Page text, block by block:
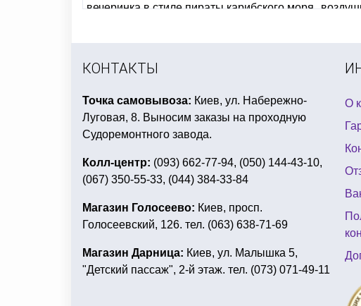
вечеринка в стиле пираты карибского моря
КОНТАКТЫ
Точка самовывоза: Киев, ул. Набережно-
Луговая, 8. Выносим заказы на проходную
Судоремонтного завода.
Колл-центр: (093) 662-77-94, (050) 144-43-10,
(067) 350-55-33, (044) 384-33-84
Магазин Голосеево: Киев, просп.
Голосеевский, 126. тел. (063) 638-71-69
Магазин Дарница: Киев, ул. Малышка 5,
"Детский пассаж", 2-й этаж. тел. (073) 071-49-11
О